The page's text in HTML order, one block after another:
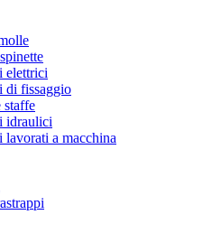
elettrici
di fissaggio
staffe
idraulici
lavorati a macchina